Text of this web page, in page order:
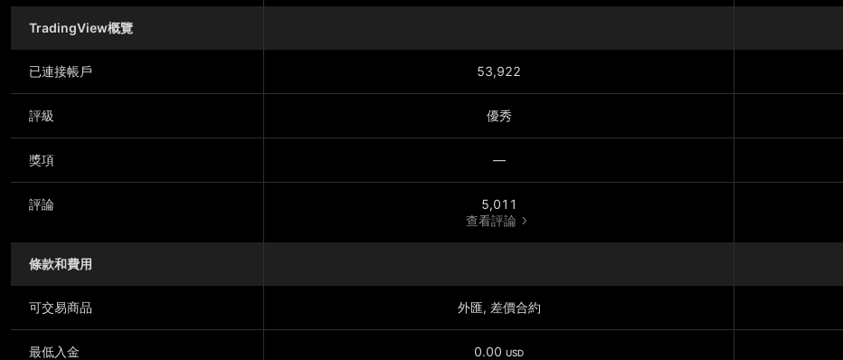
TradingView概覽
已連接帳戶 53,922
評級 優秀
獎項 —
評論
5,011
查看評論
條款和費用
可交易商品 外匯, 差價合約
最低入金 0.00 USD